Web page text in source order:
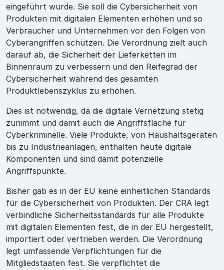
eingeführt wurde. Sie soll die Cybersicherheit von
Produkten mit digitalen Elementen erhöhen und so
Verbraucher und Unternehmen vor den Folgen von
Cyberangriffen schützen. Die Verordnung zielt auch
darauf ab, die Sicherheit der Lieferketten im
Binnenraum zu verbessern und den Reifegrad der
Cybersicherheit während des gesamten
Produktlebenszyklus zu erhöhen.
Dies ist notwendig, da die digitale Vernetzung stetig
zunimmt und damit auch die Angriffsfläche für
Cyberkriminelle. Viele Produkte, von Haushaltsgeräten
bis zu Industrieanlagen, enthalten heute digitale
Komponenten und sind damit potenzielle
Angriffspunkte.
Bisher gab es in der EU keine einheitlichen Standards
für die Cybersicherheit von Produkten. Der CRA legt
verbindliche Sicherheitsstandards für alle Produkte
mit digitalen Elementen fest, die in der EU hergestellt,
importiert oder vertrieben werden. Die Verordnung
legt umfassende Verpflichtungen für die
Mitgliedstaaten fest. Sie verpflichtet die